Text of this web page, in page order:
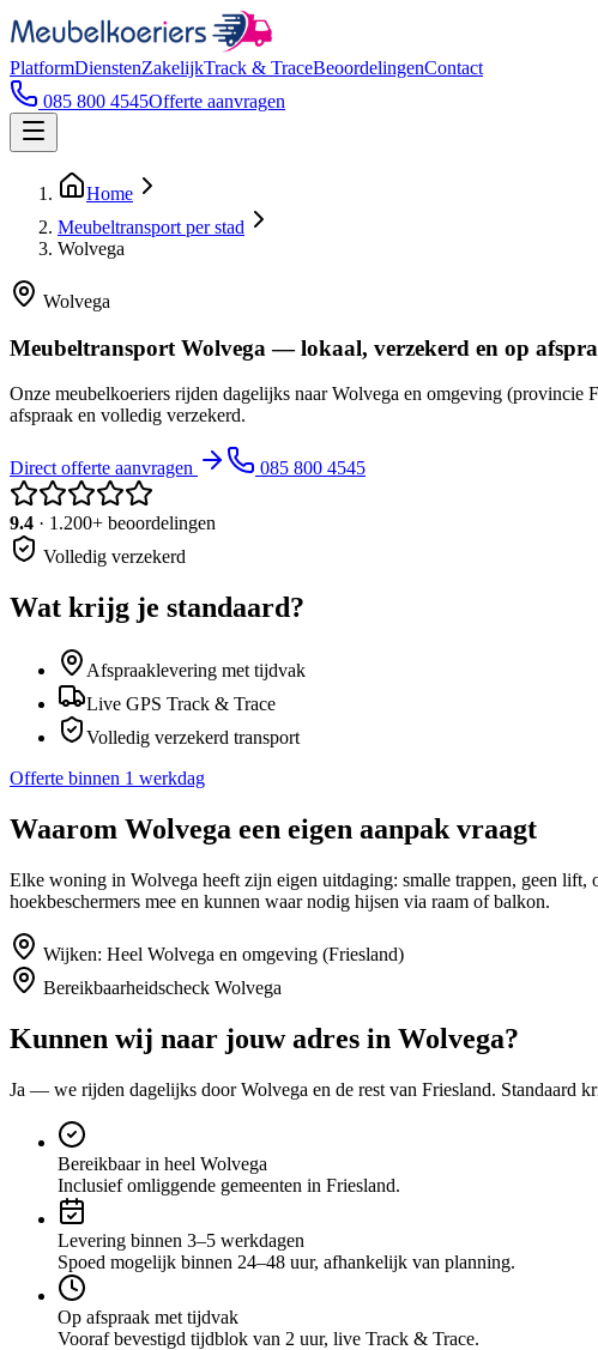
PlatformDienstenZakelijkTrack & TraceBeoordelingenContact
085 800 4545Offerte aanvragen
Home
Meubeltransport per stad
Wolvega
Wolvega
Meubeltransport Wolvega — lokaal, verzekerd en op
Onze meubelkoeriers rijden dagelijks naar Wolvega en omgeving
afspraak en volledig verzekerd.
Direct offerte aanvragen 085 800 4545
9.4 · 1.200+ beoordelingen
Volledig verzekerd
Wat krijg je standaard?
Afspraaklevering met tijdvak
Live GPS Track & Trace
Volledig verzekerd transport
Offerte binnen 1 werkdag
Waarom Wolvega een eigen aanpak vraagt
Elke woning in Wolvega heeft zijn eigen uitdaging: smalle trappen, geen lift,
hoekbeschermers mee en kunnen waar nodig hijsen via raam of balkon.
Wijken: Heel Wolvega en omgeving (Friesland)
Bereikbaarheidscheck Wolvega
Kunnen wij naar jouw adres in Wolvega?
Ja — we rijden dagelijks doorWolvega en de rest van Friesland. Standaard
Bereikbaar in heel Wolvega
Inclusief omliggende gemeenten in Friesland.
Levering binnen 3–5 werkdagen
Spoed mogelijk binnen 24–48 uur, afhankelijk van planning.
Op afspraak met tijdvak
Vooraf bevestigd tijdblok van 2 uur, live Track & Trace.